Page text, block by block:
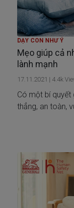
DẠY CON NHƯ Ý
Mẹo giúp cả
lành mạnh
17.11.2021 | 4.4k
Có một bí quyết
thẳng, an toàn,